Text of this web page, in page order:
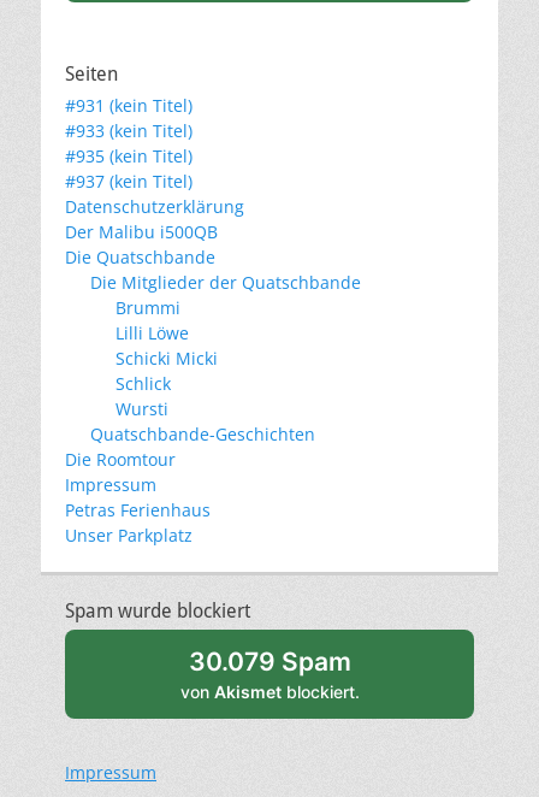
Seiten
#931 (kein Titel)
#933 (kein Titel)
#935 (kein Titel)
#937 (kein Titel)
Datenschutzerklärung
Der Malibu i500QB
Die Quatschbande
Die Mitglieder der Quatschbande
Brummi
Lilli Löwe
Schicki Micki
Schlick
Wursti
Quatschbande-Geschichten
Die Roomtour
Impressum
Petras Ferienhaus
Unser Parkplatz
Spam wurde blockiert
30.079 Spam
von Akismetblockiert.
Impressum